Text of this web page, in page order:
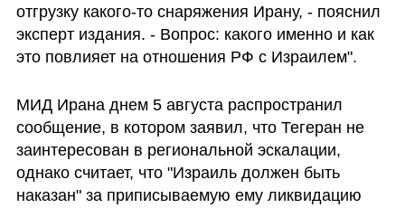
отгрузку какого-то снаряжения Ирану, - пояснил
эксперт издания. - Вопрос: какого именно и как
это повлияет на отношения РФ с Израилем".
МИД Ирана днем 5 августа распространил
сообщение, в котором заявил, что Тегеран не
заинтересован в региональной эскалации,
однако считает, что "Израиль должен быть
наказан" за приписываемую ему ликвидацию